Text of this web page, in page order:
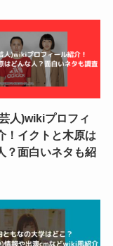
人)wikiプロフィ
！イクトと木原は
？面白いネタも紹